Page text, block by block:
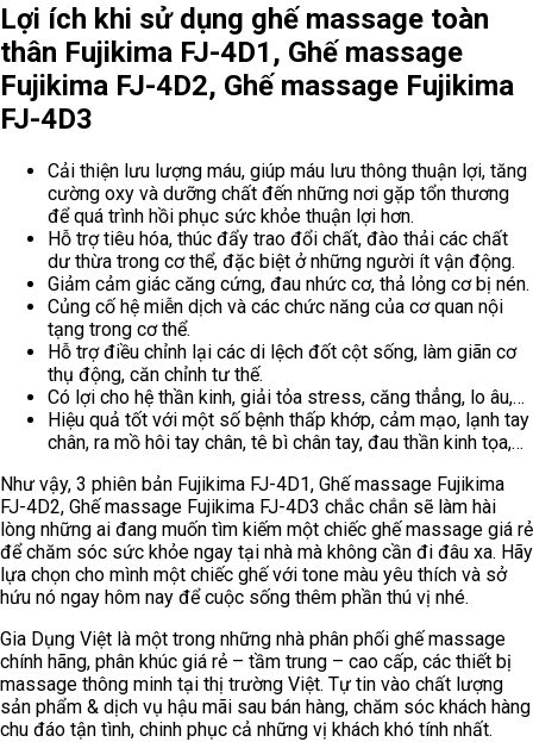
Lợi ích khi sử dụng ghế massage toàn
thân Fujikima FJ-4D1, Ghế massage
Fujikima FJ-4D2, Ghế massage Fujikima
FJ-4D3
Cải thiện lưu lượng máu, giúp máu lưu thông thuận lợi, tăng
cường oxy và dưỡng chất đến những nơi gặp tổn thương
để quá trình hồi phục sức khỏe thuận lợi hơn.
Hỗ trợ tiêu hóa, thúc đẩy trao đổi chất, đào thải các chất
dư thừa trong cơ thể, đặc biệt ở những người ít vận động.
Giảm cảm giác căng cứng, đau nhức cơ, thả lỏng cơ bị nén.
Củng cố hệ miễn dịch và các chức năng của cơ quan nội
tạng trong cơ thể.
Hỗ trợ điều chỉnh lại các di lệch đốt cột sống, làm giãn cơ
thụ động, căn chỉnh tư thế.
Có lợi cho hệ thần kinh, giải tỏa stress, căng thẳng, lo âu,…
Hiệu quả tốt với một số bệnh thấp khớp, cảm mạo, lạnh tay
chân, ra mồ hôi tay chân, tê bì chân tay, đau thần kinh tọa,…
Như vậy, 3 phiên bản Fujikima FJ-4D1, Ghế massage Fujikima
FJ-4D2, Ghế massage Fujikima FJ-4D3 chắc chắn sẽ làm hài
lòng những ai đang muốn tìm kiếm một chiếc ghế massage giá rẻ
để chăm sóc sức khỏe ngay tại nhà mà không cần đi đâu xa. Hãy
lựa chọn cho mình một chiếc ghế với tone màu yêu thích và sở
hứu nó ngay hôm nay để cuộc sống thêm phần thú vị nhé.
Gia Dụng Việt là một trong những nhà phân phối ghế massage
chính hãng, phân khúc giá rẻ – tầm trung – cao cấp, các thiết bị
massage thông minh tại thị trường Việt. Tự tin vào chất lượng
sản phẩm & dịch vụ hậu mãi sau bán hàng, chăm sóc khách hàng
chu đáo tận tình, chinh phục cả những vị khách khó tính nhất.